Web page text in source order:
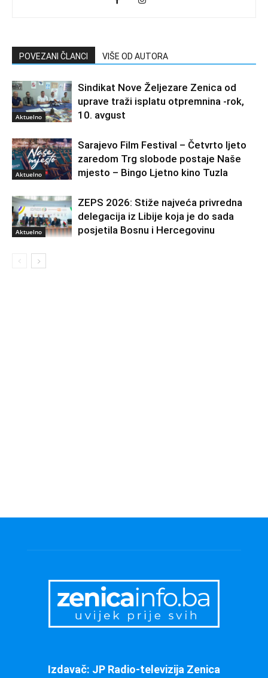
POVEZANI ČLANCI VIŠE OD AUTORA
Aktuelno
Sindikat Nove Željezare Zenica od
uprave traži isplatu otpremnina -rok,
10. avgust
Aktuelno
Sarajevo Film Festival – Četvrto ljeto
zaredom Trg slobode postaje Naše
mjesto – Bingo Ljetno kino Tuzla
Aktuelno
ZEPS 2026: Stiže najveća privredna
delegacija iz Libije koja je do sada
posjetila Bosnu i Hercegovinu
Izdavač: JP Radio-televizija Zenica